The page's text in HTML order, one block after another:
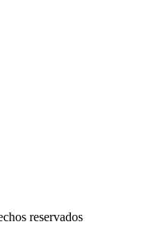
reservados